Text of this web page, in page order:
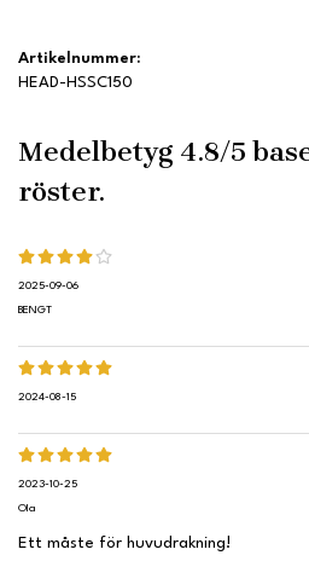
Artikelnummer:
HEAD-HSSC150
Medelbetyg 4.8/5
röster.
2025-09-06
BENGT
2024-08-15
2023-10-25
Ola
Ett måste för huvudrakning!